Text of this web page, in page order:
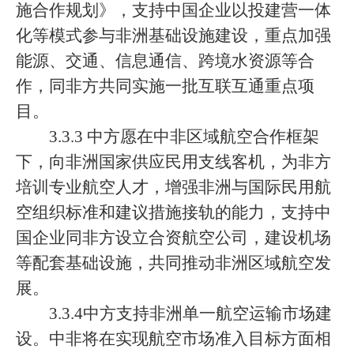
施合作规划》，支持中国企业以投建营一体
化等模式参与非洲基础设施建设，重点加强
能源、交通、信息通信、跨境水资源等合
作，同非方共同实施一批互联互通重点项
目。
3.3.3 中方愿在中非区域航空合作框架
下，向非洲国家供应民用支线客机，为非方
培训专业航空人才，增强非洲与国际民用航
空组织标准和建议措施接轨的能力，支持中
国企业同非方设立合资航空公司，建设机场
等配套基础设施，共同推动非洲区域航空发
展。
3.3.4中方支持非洲单一航空运输市场建
设。中非将在实现航空市场准入目标方面相